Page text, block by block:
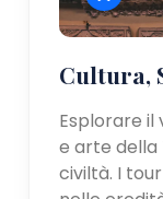
Cultura,
Esplorare il
e arte della
civiltà. I